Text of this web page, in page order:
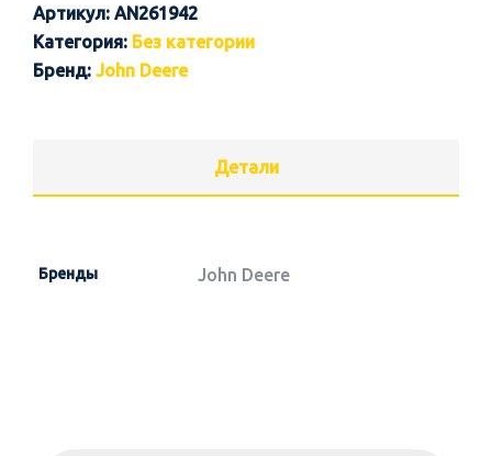
Артикул: AN261942
Категория: Без категории
Бренд: John Deere
Детали
Бренды John Deere